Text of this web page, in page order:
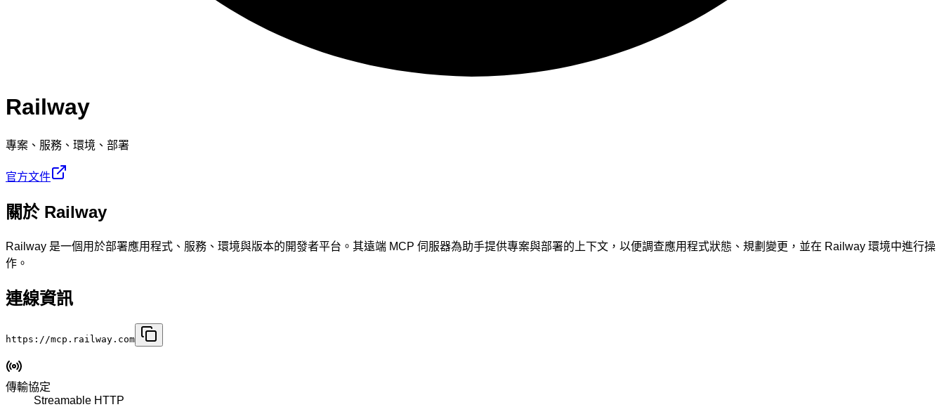
Railway
專案、服務、環境、部署
官方文件
關於 Railway
Railway 是一個用於部署應用程式、服務、環境與版本的開發者平台。其遠端 MCP 伺服器為助手提供專案與部署的上下文，以便調查應用程式狀態、規劃變更，並在 Railway 環境中進行操
作。
連線資訊
https://mcp.railway.com
傳輸協定
Streamable HTTP